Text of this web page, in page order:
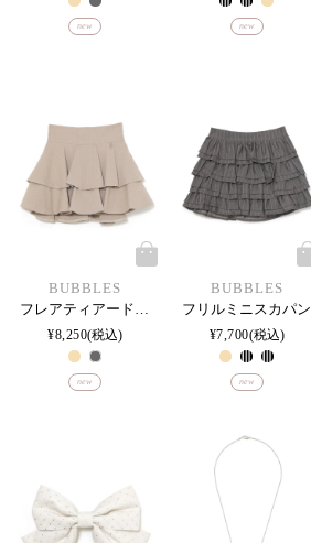
new new
BUBBLES
フレアティアードスカパン
¥8,250 税込
new
BUBBLES
フリルミニスカパン
¥7,700 税込
new